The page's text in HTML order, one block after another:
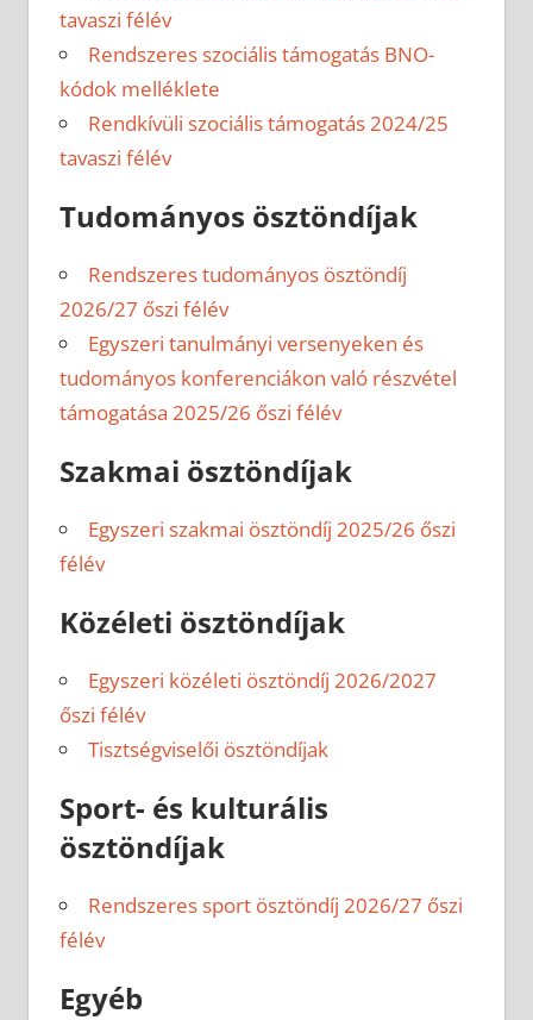
tavaszi félév
Rendszeres szociális támogatás BNO-
kódok melléklete
Rendkívüli szociális támogatás 2024/25
tavaszi félév
Tudományos ösztöndíjak
Rendszeres tudományos ösztöndíj
2026/27 őszi félév
Egyszeri tanulmányi versenyeken és
tudományos konferenciákon való részvétel
támogatása 2025/26 őszi félév
Szakmai ösztöndíjak
Egyszeri szakmai ösztöndíj 2025/26 őszi
félév
Közéleti ösztöndíjak
Egyszeri közéleti ösztöndíj 2026/2027
őszi félév
Tisztségviselői ösztöndíjak
Sport- és kulturális
ösztöndíjak
Rendszeres sport ösztöndíj 2026/27 őszi
félév
Egyéb